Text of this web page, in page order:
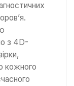
з 4D-
кожного